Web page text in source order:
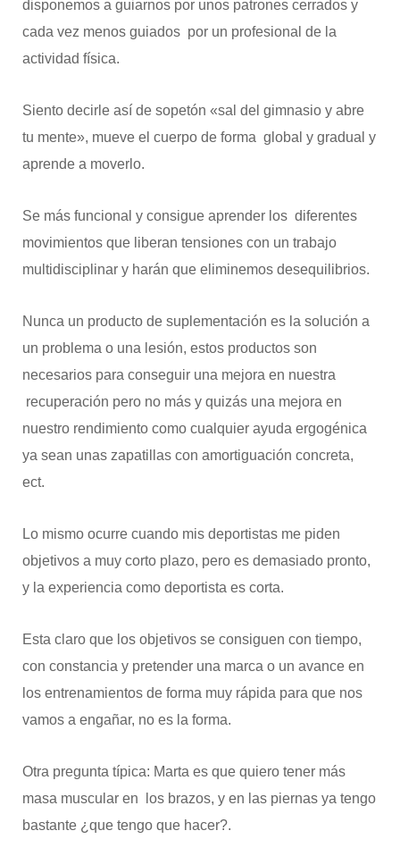
disponemos a guiarnos por unos patrones cerrados y
cada vez menos guiados por un profesional de la
actividad física.
Siento decirle así de sopetón «sal del gimnasio y abre
tu mente», mueve el cuerpo de forma global y gradual y
aprende a moverlo.
Se más funcional y consigue aprender los diferentes
movimientos que liberan tensiones con un trabajo
multidisciplinar y harán que eliminemos desequilibrios.
Nunca un producto de suplementación es la solución a
un problema o una lesión, estos productos son
necesarios para conseguir una mejora en nuestra
recuperación pero no más y quizás una mejora en
nuestro rendimiento como cualquier ayuda ergogénica
ya sean unas zapatillas con amortiguación concreta,
ect.
Lo mismo ocurre cuando mis deportistas me piden
objetivos a muy corto plazo, pero es demasiado pronto,
y la experiencia como deportista es corta.
Esta claro que los objetivos se consiguen con tiempo,
con constancia y pretender una marca o un avance en
los entrenamientos de forma muy rápida para que nos
vamos a engañar, no es la forma.
Otra pregunta típica: Marta es que quiero tener más
masa muscular en los brazos, y en las piernas ya tengo
bastante ¿que tengo que hacer?.